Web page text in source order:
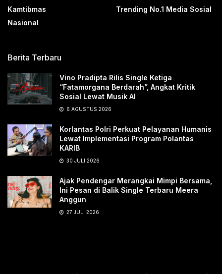
Kamtibmas
Nasional
Trending No.1 Media Sosial
Berita Terbaru
Vino Pradipta Rilis Single Ketiga
“Fatamorgana Berdarah”, Angkat Kritik
Sosial Lewat Musik AI
6 AGUSTUS 2026
Korlantas Polri Perkuat Pelayanan Humanis
Lewat Implementasi Program Polantas
KARIB
30 JULI 2026
Ajak Pendengar Merangkai Mimpi Bersama,
Ini Pesan di Balik Single Terbaru Meera
Anggun
27 JULI 2026